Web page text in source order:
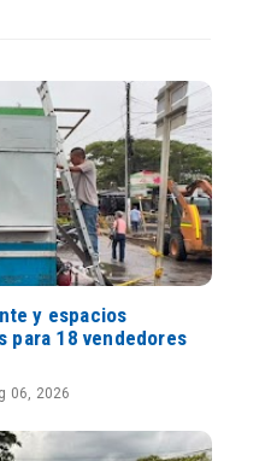
y espacios
para 18 vendedores
06, 2026